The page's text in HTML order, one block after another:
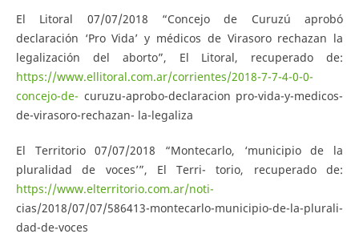
El Litoral 07/07/2018 “Concejo de Curuzú aprobó
declaración ‘Pro Vida’ y médicos de Virasoro rechazan la
legalización del aborto”, El Litoral, recuperado de:
https://www.ellitoral.com.ar/corrientes/2018-7-7-4-0-0-
concejo-de- curuzu-aprobo-declaracion pro-vida-y-medicos-
de-virasoro-rechazan- la-legaliza
El Territorio 07/07/2018 “Montecarlo, ‘municipio de la
pluralidad de voces’”, El Terri- torio, recuperado de:
https://www.elterritorio.com.ar/noti-
cias/2018/07/07/586413-montecarlo-municipio-de-la-plurali-
dad-de-voces